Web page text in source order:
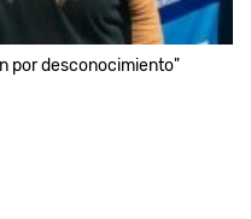
por desconocimiento"